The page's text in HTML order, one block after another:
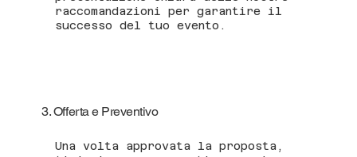
raccomandazioni per garantire il
successo del tuo evento.
3. Offerta e Preventivo
Una volta approvata la proposta,